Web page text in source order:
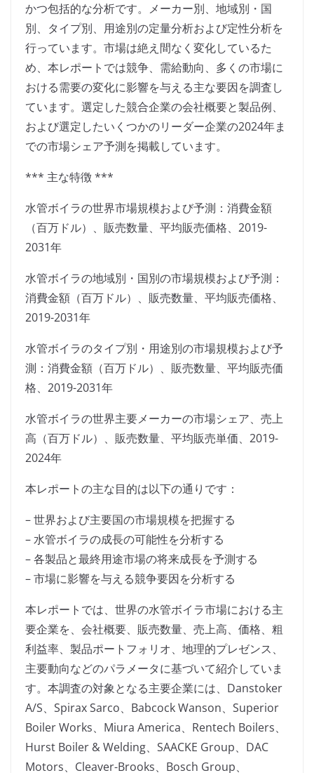
かつ包括的な分析です。メーカー別、地域別・国
別、タイプ別、用途別の定量分析および定性分析を
行っています。市場は絶え間なく変化しているた
め、本レポートでは競争、需給動向、多くの市場に
おける需要の変化に影響を与える主な要因を調査し
ています。選定した競合企業の会社概要と製品例、
および選定したいくつかのリーダー企業の2024年ま
での市場シェア予測を掲載しています。
*** 主な特徴 ***
水管ボイラの世界市場規模および予測：消費金額
（百万ドル）、販売数量、平均販売価格、2019-
2031年
水管ボイラの地域別・国別の市場規模および予測：
消費金額（百万ドル）、販売数量、平均販売価格、
2019-2031年
水管ボイラのタイプ別・用途別の市場規模および予
測：消費金額（百万ドル）、販売数量、平均販売価
格、2019-2031年
水管ボイラの世界主要メーカーの市場シェア、売上
高（百万ドル）、販売数量、平均販売単価、2019-
2024年
本レポートの主な目的は以下の通りです：
– 世界および主要国の市場規模を把握する
– 水管ボイラの成長の可能性を分析する
– 各製品と最終用途市場の将来成長を予測する
– 市場に影響を与える競争要因を分析する
本レポートでは、世界の水管ボイラ市場における主
要企業を、会社概要、販売数量、売上高、価格、粗
利益率、製品ポートフォリオ、地理的プレゼンス、
主要動向などのパラメータに基づいて紹介していま
す。本調査の対象となる主要企業には、Danstoker
A/S、Spirax Sarco、Babcock Wanson、Superior
Boiler Works、Miura America、Rentech Boilers、
Hurst Boiler & Welding、SAACKE Group、DAC
Motors、Cleaver-Brooks、Bosch Group、